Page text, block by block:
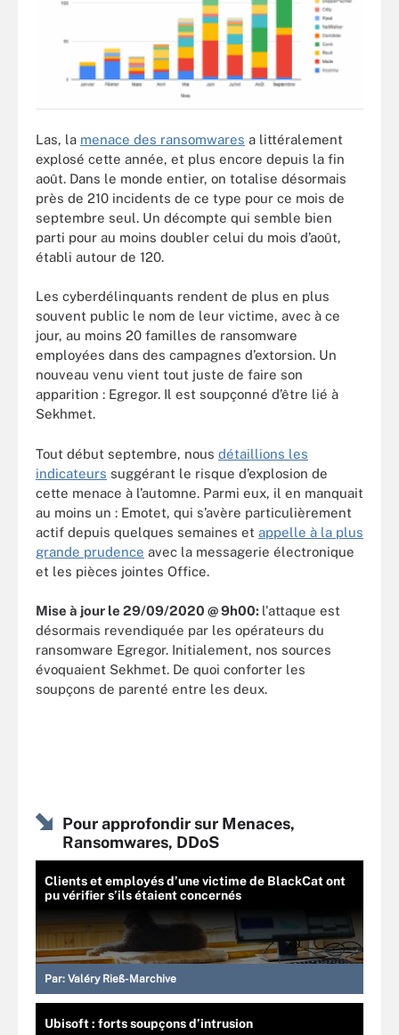
Las, la menace des ransomwares a littéralement
explosé cette année, et plus encore depuis la fin
août. Dans le monde entier, on totalise désormais
près de 210 incidents de ce type pour ce mois de
septembre seul. Un décompte qui semble bien
parti pour au moins doubler celui du mois d’août,
établi autour de 120.
Les cyberdélinquants rendent de plus en plus
souvent public le nom de leur victime, avec à ce
jour, au moins 20 familles de ransomware
employées dans des campagnes d’extorsion. Un
nouveau venu vient tout juste de faire son
apparition : Egregor. Il est soupçonné d’être lié à
Sekhmet.
Tout début septembre, nous détaillions les
indicateurs suggérant le risque d’explosion de
cette menace à l’automne. Parmi eux, il en manquait
au moins un : Emotet, qui s’avère particulièrement
actif depuis quelques semaines et appelle à la plus
grande prudence avec la messagerie électronique
et les pièces jointes Office.
Mise à jour le 29/09/2020 @ 9h00: l'attaque est
désormais revendiquée par les opérateurs du
ransomware Egregor. Initialement, nos sources
évoquaient Sekhmet. De quoi conforter les
soupçons de parenté entre les deux.
Pour approfondir sur Menaces,
Ransomwares, DDoS
Clients et employés d’une victime de BlackCat ont
pu vérifier s’ils étaient concernés
Par: Valéry Rieß-Marchive
Ubisoft : forts soupçons d’intrusion